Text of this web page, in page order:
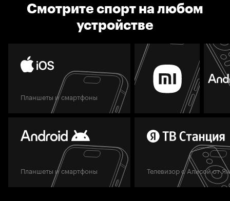
Смотрите спорт на любом
устройстве
Планшеты и смартфоны
Планшеты и смартфоны Телевизор с Алисой от